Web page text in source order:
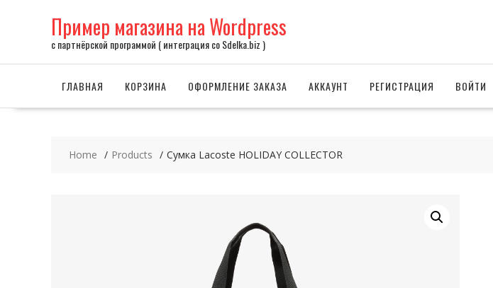
Пример магазина на Wordpress
с партнёрской программой ( интеграция со Sdelka.biz )
ГЛАВНАЯ КОРЗИНА ОФОРМЛЕНИЕ ЗАКАЗА АККАУНТ РЕГИСТРАЦИЯ ВОЙТИ
Home Products Сумка Lacoste HOLIDAY COLLECTOR